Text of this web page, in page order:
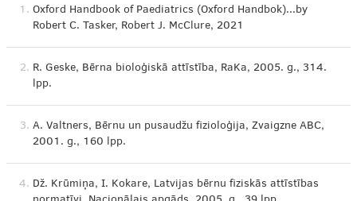
1. Oxford Handbook of Paediatrics (Oxford Handbok)...by
Robert C. Tasker, Robert J. McClure, 2021
2. R. Geske, Bērna bioloģiskā attīstība, RaKa, 2005. g., 314.
lpp.
3. A. Valtners, Bērnu un pusaudžu fizioloģija, Zvaigzne ABC,
2001. g., 160 lpp.
4. Dž. Krūmiņa, I. Kokare, Latvijas bērnu fiziskās attīstības